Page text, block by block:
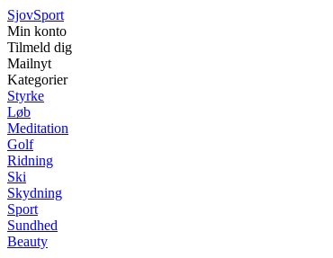
SjovSport
Min konto
Tilmeld dig
Mailnyt
Kategorier
Styrke
Løb
Meditation
Golf
Ridning
Ski
Skydning
Sport
Sundhed
Beauty